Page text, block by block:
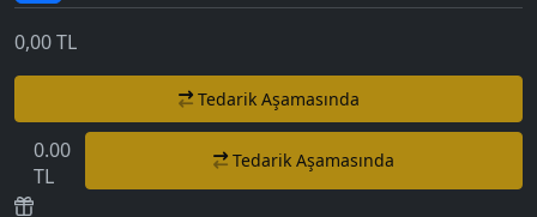
5.0
0,00TL
Tedarik Aşamasında
0.00
TL
Tedarik Aşamasında